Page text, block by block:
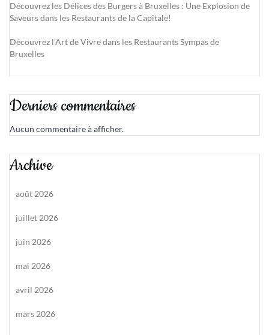
Découvrez les Délices des Burgers à Bruxelles : Une Explosion de
Saveurs dans les Restaurants de la Capitale!
Découvrez l’Art de Vivre dans les Restaurants Sympas de
Bruxelles
Derniers commentaires
Aucun commentaire à afficher.
Archive
août 2026
juillet 2026
juin 2026
mai 2026
avril 2026
mars 2026